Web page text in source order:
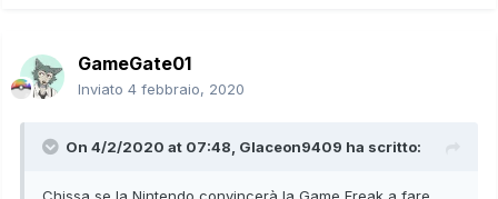
GameGate01
Inviato 4 febbraio, 2020
On 4/2/2020 at 07:48, Glaceon9409 ha scritto: